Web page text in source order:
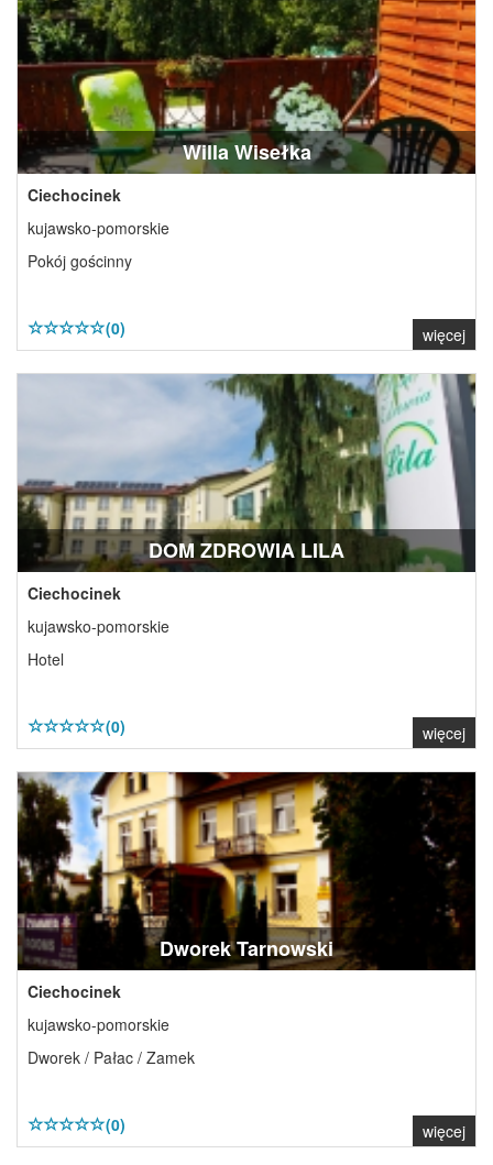
Willa Wisełka
Ciechocinek
kujawsko-pomorskie
Pokój gościnny
(0) więcej
DOM ZDROWIA LILA
Ciechocinek
kujawsko-pomorskie
Hotel
(0) więcej
Dworek Tarnowski
Ciechocinek
kujawsko-pomorskie
Dworek / Pałac / Zamek
(0) więcej